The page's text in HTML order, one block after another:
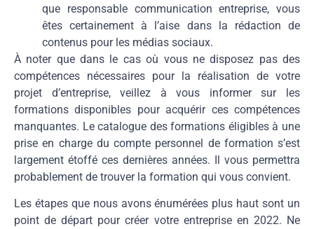
que responsable communication entreprise, vous
êtes certainement à l’aise dans la rédaction de
contenus pour les médias sociaux.
À noter que dans le cas où vous ne disposez pas des
compétences nécessaires pour la réalisation de votre
projet d’entreprise, veillez à vous informer sur les
formations disponibles pour acquérir ces compétences
manquantes. Le catalogue des formations éligibles à une
prise en charge du compte personnel de formation s’est
largement étoffé ces dernières années. Il vous permettra
probablement de trouver la formation qui vous convient.
Les étapes que nous avons énumérées plus haut sont un
point de départ pour créer votre entreprise en 2022. Ne